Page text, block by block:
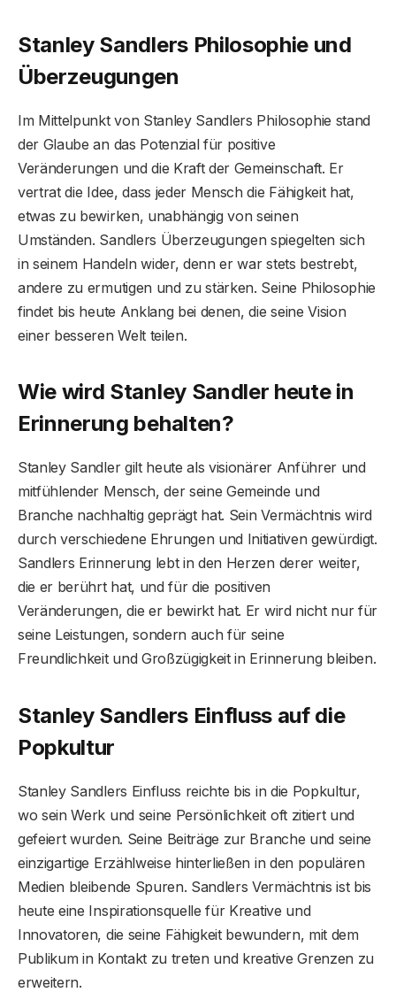
Stanley Sandlers Philosophie und
Überzeugungen
Im Mittelpunkt von Stanley Sandlers Philosophie stand
der Glaube an das Potenzial für positive
Veränderungen und die Kraft der Gemeinschaft. Er
vertrat die Idee, dass jeder Mensch die Fähigkeit hat,
etwas zu bewirken, unabhängig von seinen
Umständen. Sandlers Überzeugungen spiegelten sich
in seinem Handeln wider, denn er war stets bestrebt,
andere zu ermutigen und zu stärken. Seine Philosophie
findet bis heute Anklang bei denen, die seine Vision
einer besseren Welt teilen.
Wie wird Stanley Sandler heute in
Erinnerung behalten?
Stanley Sandler gilt heute als visionärer Anführer und
mitfühlender Mensch, der seine Gemeinde und
Branche nachhaltig geprägt hat. Sein Vermächtnis wird
durch verschiedene Ehrungen und Initiativen gewürdigt.
Sandlers Erinnerung lebt in den Herzen derer weiter,
die er berührt hat, und für die positiven
Veränderungen, die er bewirkt hat. Er wird nicht nur für
seine Leistungen, sondern auch für seine
Freundlichkeit und Großzügigkeit in Erinnerung bleiben.
Stanley Sandlers Einfluss auf die
Popkultur
Stanley Sandlers Einfluss reichte bis in die Popkultur,
wo sein Werk und seine Persönlichkeit oft zitiert und
gefeiert wurden. Seine Beiträge zur Branche und seine
einzigartige Erzählweise hinterließen in den populären
Medien bleibende Spuren. Sandlers Vermächtnis ist bis
heute eine Inspirationsquelle für Kreative und
Innovatoren, die seine Fähigkeit bewundern, mit dem
Publikum in Kontakt zu treten und kreative Grenzen zu
erweitern.